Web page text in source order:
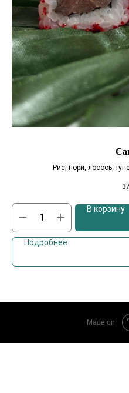
Рис, нори, лосось,
В корзину
Подробнее
Made on